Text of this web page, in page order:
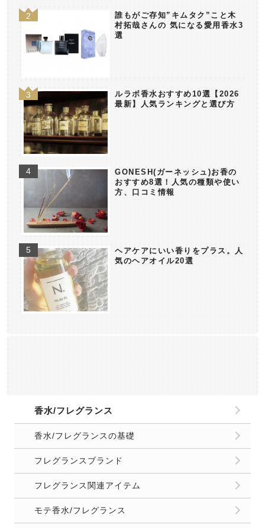
誰もがご存知”キムタク”こと木
村拓哉さんの 気になる愛用香水3
選
ルラボ香水おすすめ10選【2026
最新】人気ランキングと選び方
GONESH(ガーネッシュ)お香の
おすすめ8選！人気の種類や使い
方、口コミ情報
ヘアケアにいい香りをプラス。人
気のヘアオイル20選
香水/フレグランス
香水/フレグランスの基礎
フレグランスブランド
フレグランス関連アイテム
モテ香水/フレグランス